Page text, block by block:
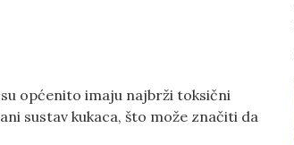
općenito imaju najbrži toksični
sustav kukaca, što može značiti da